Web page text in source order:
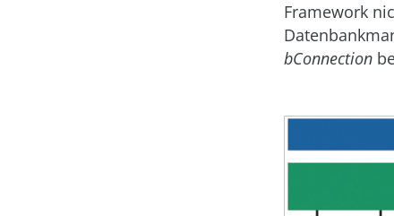
Framework
bConnection